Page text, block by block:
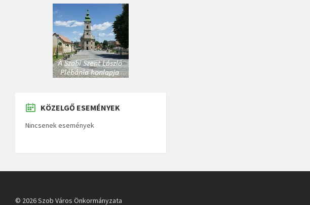
KÖZELGŐ ESEMÉNYEK
Nincsenek események
© 2026 Szob Város Önkormányzata